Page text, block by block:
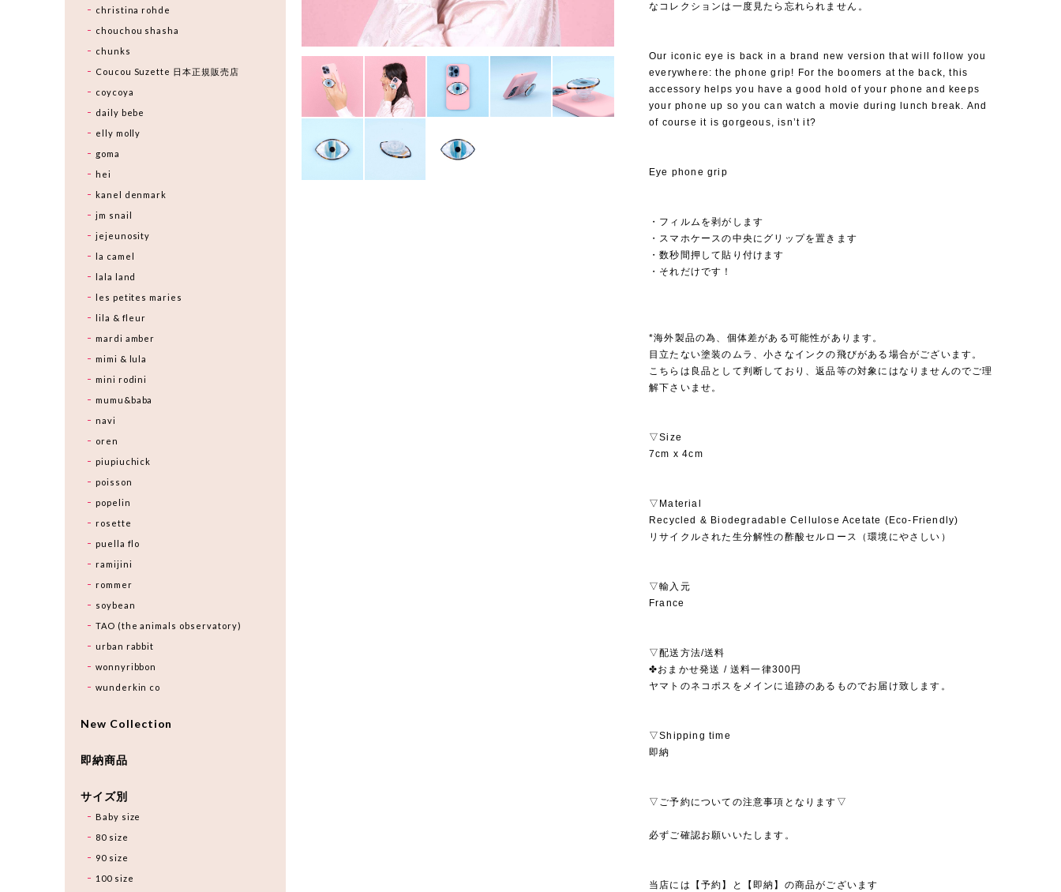
なコレクションは一度見たら忘れられません⁡。
Our iconic eye is back in a brand new version that will follow you
everywhere: the phone grip! For the boomers at the back, this
accessory helps you have a good hold of your phone and keeps
your phone up so you can watch a movie during lunch break. And
of course it is gorgeous, isn’t it?
Eye phone grip
・フィルムを剥がします
・スマホケースの中央にグリップを置きます
・数秒間押して貼り付けます
・それだけです！
*海外製品の為、個体差がある可能性があります。
目立たない塗装のムラ、小さなインクの飛びがある場合がございます。
こちらは良品として判断しており、返品等の対象にはなりませんのでご理
解下さいませ。
▽Size
7cm x 4cm
▽Material
Recycled & Biodegradable Cellulose Acetate (Eco-Friendly)
リサイクルされた生分解性の酢酸セルロース（環境にやさしい）
▽輸入元
France
▽配送方法/送料
✤おまかせ発送 / 送料一律300円
ヤマトのネコポスをメインに追跡のあるものでお届け致します。
▽Shipping time
即納
▽ご予約についての注意事項となります▽
必ずご確認お願いいたします。
当店には【予約】と【即納】の商品がございます
christina rohde
chouchou shasha
chunks
Coucou Suzette 日本正規販売店
coycoya
daily bebe
elly molly
goma
hei
kanel denmark
jm snail
jejeunosity
la camel
lala land
les petites maries
lila & fleur
mardi amber
mimi & lula
mini rodini
mumu&baba
navi
oren
piupiuchick
poisson
popelin
rosette
puella flo
ramijini
rommer
soybean
TAO (the animals observatory)
urban rabbit
wonnyribbon
wunderkin co
New Collection
即納商品
サイズ別
Baby size
80 size
90 size
100 size